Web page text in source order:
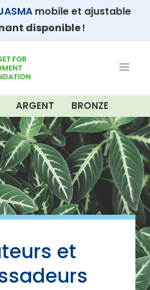
mobile et ajustable
disponible!
ARGENT BRONZE
et